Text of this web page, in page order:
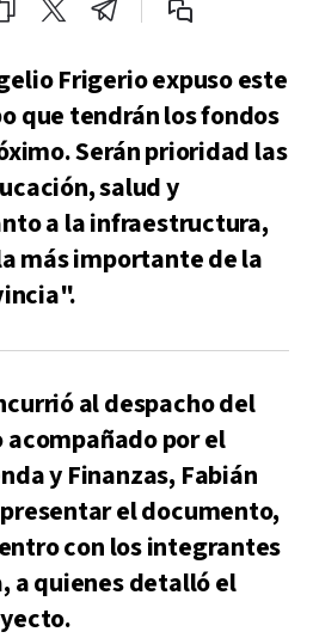
Frigerio expuso este
que tendrán los fondos
Serán prioridad las
salud y
a la infraestructura,
más importante de la
al despacho del
por el
y Finanzas, Fabián
el documento,
con los integrantes
a quienes detalló el